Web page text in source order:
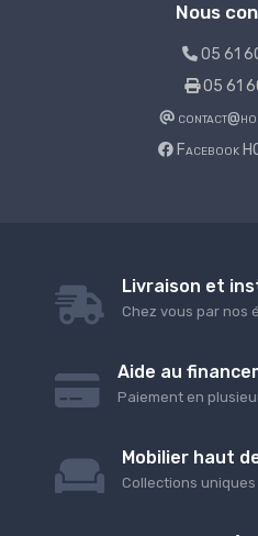
Nous
05 61
05 61
Facebook
Livraison et
Chez vous par nos
Aide au
Paiement en
Mobilier haut
Collections uniques